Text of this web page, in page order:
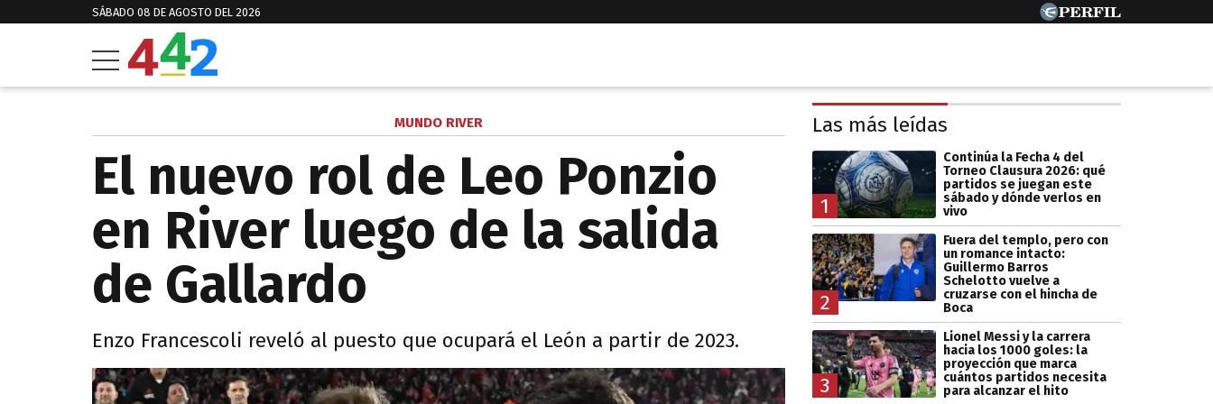
SÁBADO 08 DE AGOSTO DEL 2026
MUNDO RIVER
El nuevo rol de Leo Ponzio
en River luego de la salida
de Gallardo
Enzo Francescoli reveló al puesto que ocupará el León a partir de 2023.
Las más leídas
1
Continúa la Fecha 4 del
Torneo Clausura 2026: qué
partidos se juegan este
sábado y dónde verlos en
vivo
2
Fuera del templo, pero con
un romance intacto:
Guillermo Barros
Schelotto vuelve a
cruzarse con el hincha de
Boca
3
Lionel Messi y la carrera
hacia los 1000 goles: la
proyección que marca
cuántos partidos necesita
para alcanzar el hito